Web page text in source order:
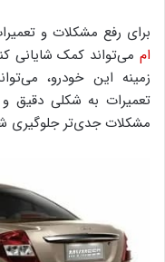
برای رفع مشکلات و تعمیرات
ام می‌تواند کمک شایانی
زمینه این خودرو،
تعمیرات به شکلی دقیق و
مشکلات جدی‌تر جلوگیری